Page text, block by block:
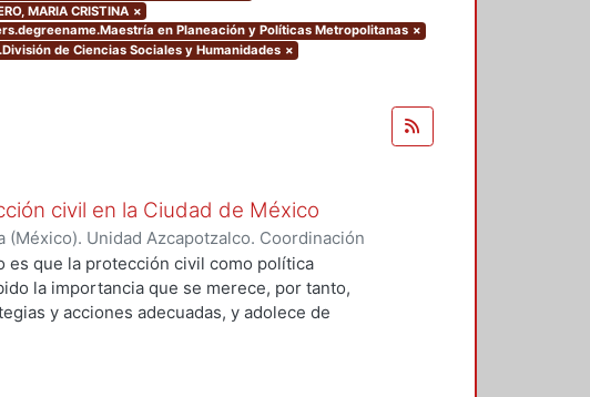
MARIA CRISTINA ×
en Planeación y Políticas Metropolitanas ×
de Ciencias Sociales y Humanidades ×
civil en la Ciudad de México
Unidad Azcapotzalco. Coordinación
23)García Ustoa, Mauricio
es que la protección civil como política
la importancia que se merece, por tanto,
y acciones adecuadas, y adolece de